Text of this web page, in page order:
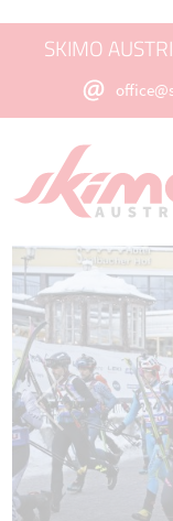
SKIMO